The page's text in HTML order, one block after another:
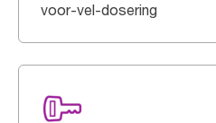
voor-vel-dosering